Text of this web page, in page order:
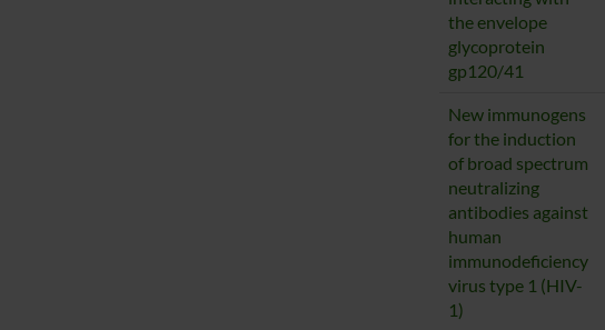
the envelope
glycoprotein
gp120/41
New immunogens
for the induction
of broad spectrum
neutralizing
antibodies against
human
immunodeficiency
virus type 1 (HIV-
1)